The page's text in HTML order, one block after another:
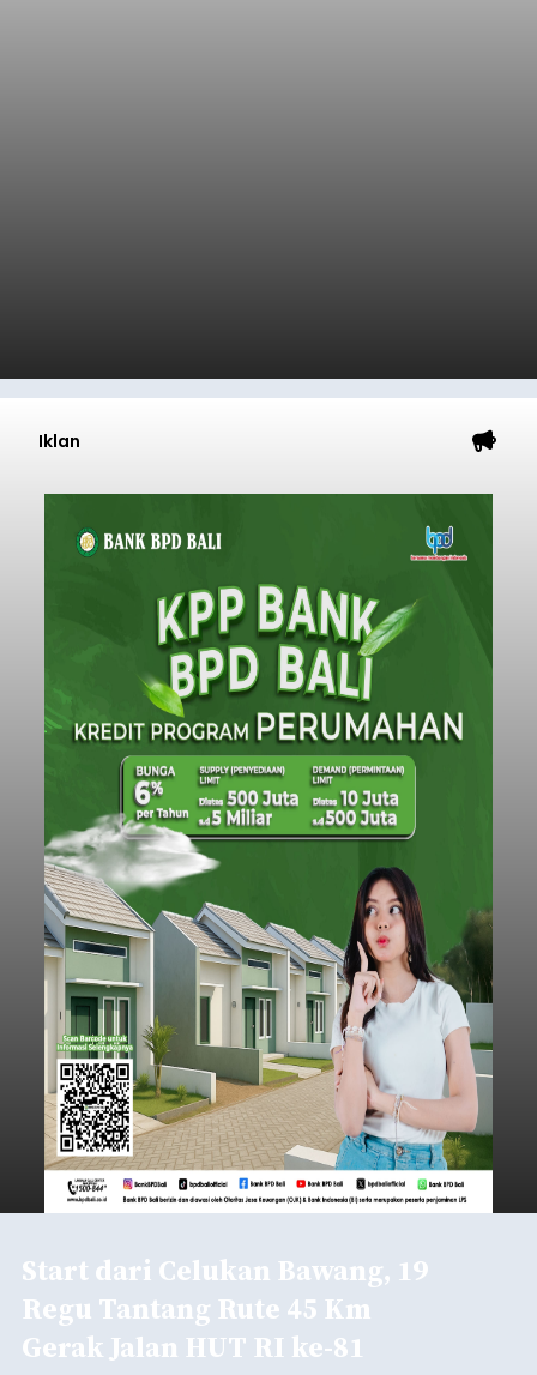
Iklan
Start dari Celukan Bawang, 19
Regu Tantang Rute 45 Km
Gerak Jalan HUT RI ke-81